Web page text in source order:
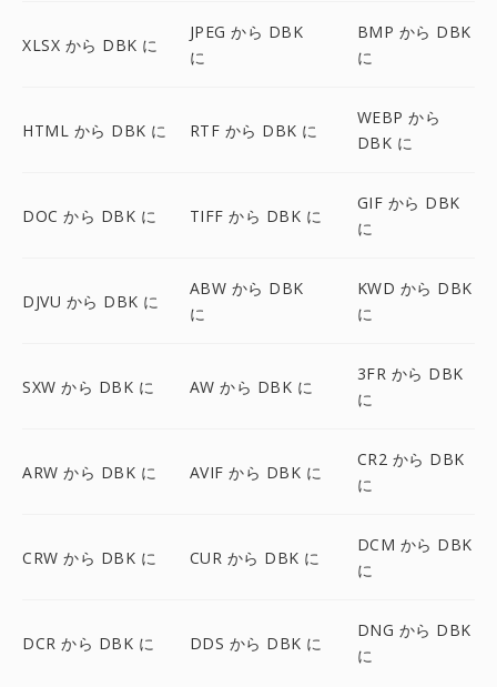
XLSX から DBK に
JPEG から DBK
に
BMP から DBK
に
HTML から DBK に RTF から DBK に
WEBP から
DBK に
DOC から DBK に TIFF から DBK に
GIF から DBK
に
DJVU から DBK に
ABW から DBK
に
KWD から DBK
に
SXW から DBK に AW から DBK に
3FR から DBK
に
ARW から DBK に AVIF から DBK に
CR2 から DBK
に
CRW から DBK に CUR から DBK に
DCM から DBK
に
DCR から DBK に DDS から DBK に
DNG から DBK
に